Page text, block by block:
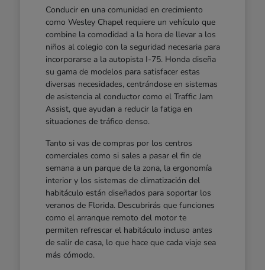
Conducir en una comunidad en crecimiento
como Wesley Chapel requiere un vehículo que
combine la comodidad a la hora de llevar a los
niños al colegio con la seguridad necesaria para
incorporarse a la autopista I-75. Honda diseña
su gama de modelos para satisfacer estas
diversas necesidades, centrándose en sistemas
de asistencia al conductor como el Traffic Jam
Assist, que ayudan a reducir la fatiga en
situaciones de tráfico denso.
Tanto si vas de compras por los centros
comerciales como si sales a pasar el fin de
semana a un parque de la zona, la ergonomía
interior y los sistemas de climatización del
habitáculo están diseñados para soportar los
veranos de Florida. Descubrirás que funciones
como el arranque remoto del motor te
permiten refrescar el habitáculo incluso antes
de salir de casa, lo que hace que cada viaje sea
más cómodo.